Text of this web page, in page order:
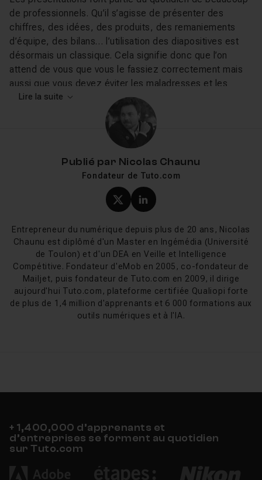
de professionnels. Qu’il s’agisse de présenter des
chiffres, des idées, des produits, des remaniements
d’équipe, des bilans… l’utilisation des diapositives est
désormais un classique. Cela signifie donc que l’on
attend de vous que vous le fassiez correctement mais
aussi que vous devez éviter les maladresses et les
erreurs de débutant.
Si Impress est accessible aux débutants, c’est en
apprenant à utiliser correctement les fonctions de base
et avancées que vous pourrez créer des diaporamas de
éléments à disposer, bien utilisés, donneront un aspect
professionnel à votre travail.
Si vous avez déjà l’habitude d’utiliser un autre logiciel de
présentation, tel que PowerPoint, vous n’aurez besoin
que de quelques tutoriels pour passer aisément à une
solution libre et gratuite comme Impress. Et puisque ce
dernier est compatible avec les formats les plus
communs, vous pouvez tout à fait l’utiliser pour créer
des diaporamas que vous partagerez avec tous vos
collaborateurs.
Puisque les diapositives doivent venir soutenir votre
discours, apporter des précisions, offrir des exemples
Lire la suite
Publié par Nicolas Chaunu
Fondateur de Tuto.com
Profil X (twitter) de
Profil LinkedIn de
Entrepreneur du numérique depuis plus de 20 ans, Nicolas
Chaunu est diplômé d'un Master en Ingémédia (Université
de Toulon) et d'un DEA en Veille et Intelligence
Compétitive. Fondateur d'eMob en 2005, co-fondateur de
Mailjet, puis fondateur de Tuto.com en 2009, il dirige
aujourd'hui Tuto.com, plateforme certifiée Qualiopi forte
de plus de 1,4 million d'apprenants et 6 000 formations aux
outils numériques et à l'IA.
+ 1,400,000 d’apprenants et
d’entreprises se forment au quotidien
sur Tuto.com